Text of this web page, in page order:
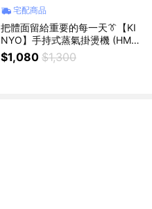
宅配商品
把體面留給重要的每一天👔【KI
NYO】手持式蒸氣掛燙機 (HMH
-8485) 蒸氣掛燙機 手持掛燙機
掛燙機 蒸氣熨斗 衣物熨燙機 快
$1,080 $1,300